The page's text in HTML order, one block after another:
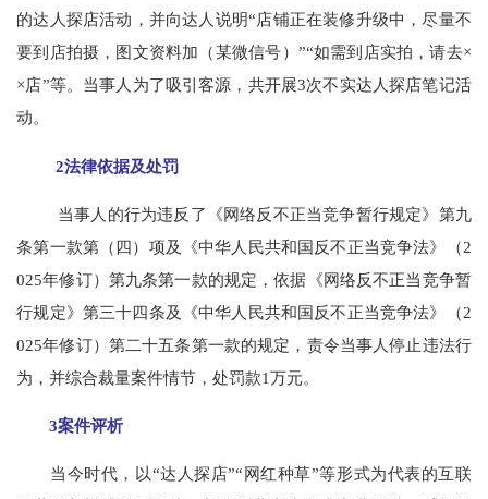
的达人探店活动，并向达人说明“店铺正在装修升级中，尽量不
要到店拍摄，图文资料加（某微信号）”“如需到店实拍，请去×
×店”等。当事人为了吸引客源，共开展3次不实达人探店笔记活
动。
2法律依据及处罚
当事人的行为违反了《网络反不正当竞争暂行规定》第九
条第一款第（四）项及《中华人民共和国反不正当竞争法》（2
025年修订）第九条第一款的规定，依据《网络反不正当竞争暂
行规定》第三十四条及《中华人民共和国反不正当竞争法》（2
025年修订）第二十五条第一款的规定，责令当事人停止违法行
为，并综合裁量案件情节，处罚款1万元。
3案件评析
当今时代，以“达人探店”“网红种草”等形式为代表的互联